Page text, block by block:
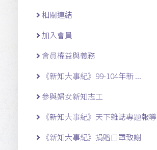
相關連結
加入會員
會員權益與義務
《新知大事紀》99-104年新 ...
參與婦女新知志工
《新知大事紀》天下雜誌專題報導
《新知大事紀》捐贈口罩致謝